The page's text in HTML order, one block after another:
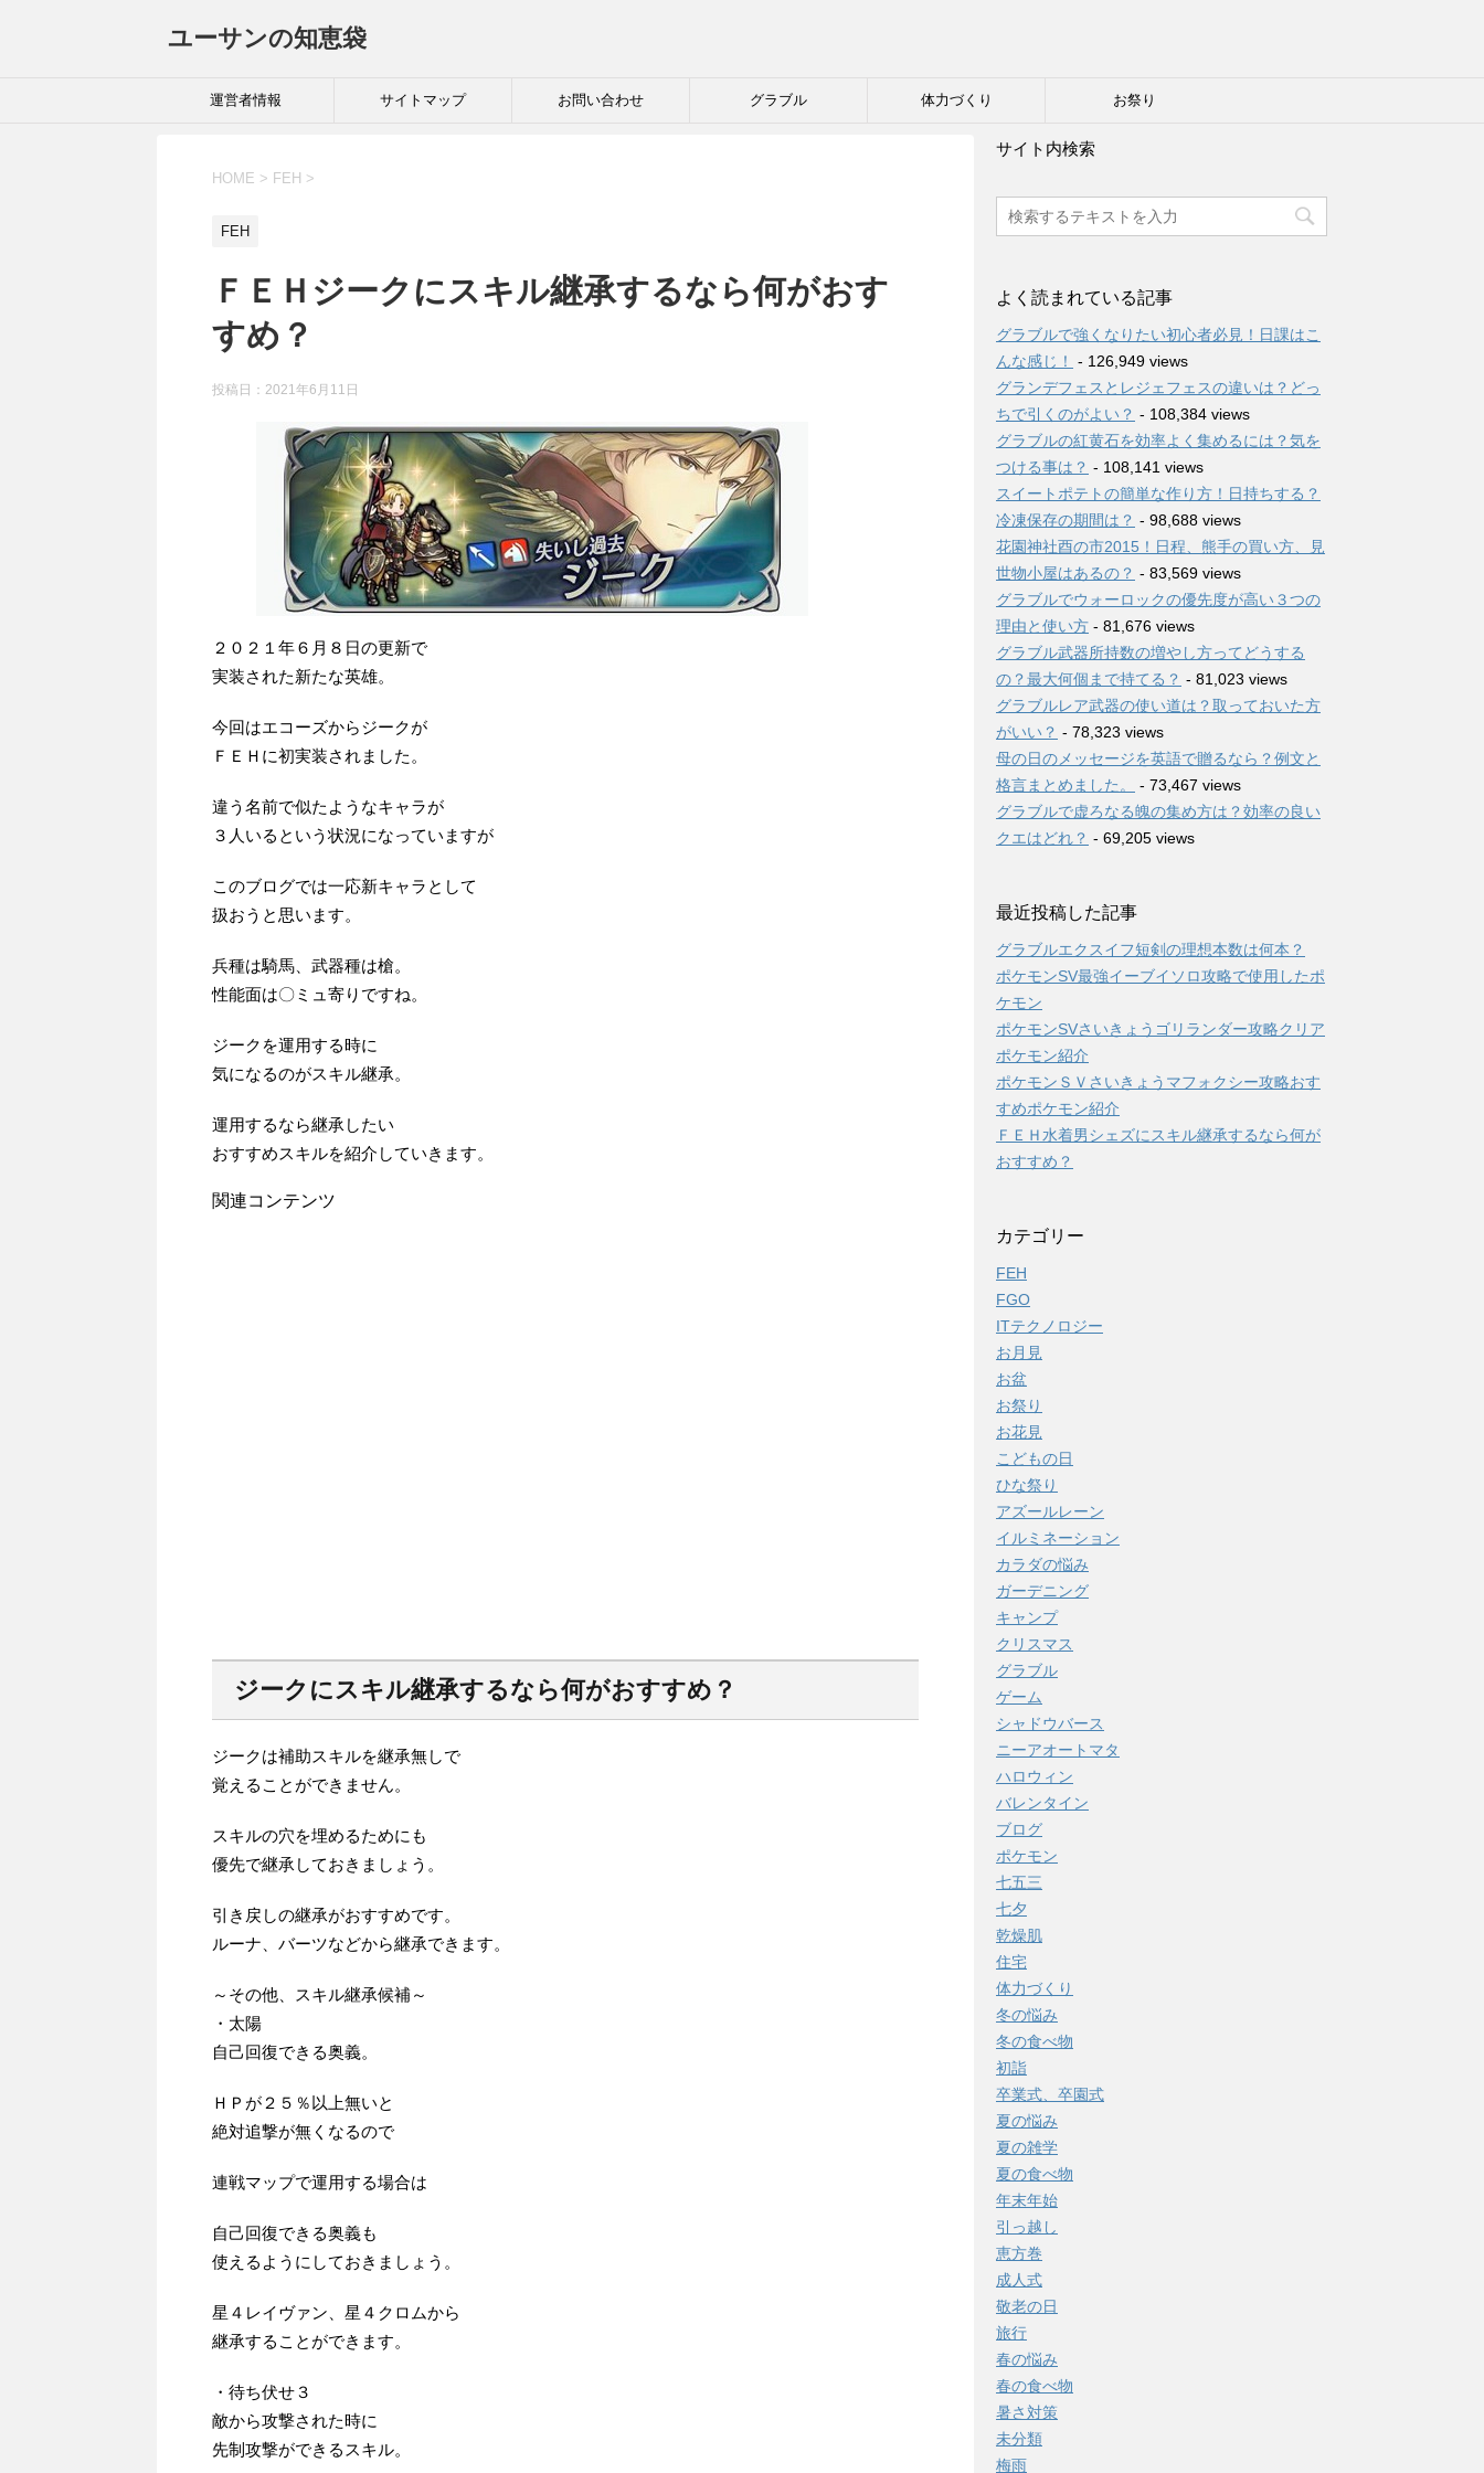
ユーサンの知恵袋
運営者情報 サイトマップ お問い合わせ グラブル 体力づくり お祭り
HOME > FEH >
FEH
ＦＥＨジークにスキル継承するなら何がおす
すめ？
投稿日： 2021年6月11日
２０２１年６月８日の更新で
実装された新たな英雄。
今回はエコーズからジークが
ＦＥＨに初実装されました。
違う名前で似たようなキャラが
３人いるという状況になっていますが
このブログでは一応新キャラとして
扱おうと思います。
兵種は騎馬、武器種は槍。
性能面は〇ミュ寄りですね。
ジークを運用する時に
気になるのがスキル継承。
運用するなら継承したい
おすすめスキルを紹介していきます。
関連コンテンツ
ジークにスキル継承するなら何がおすすめ？
ジークは補助スキルを継承無しで
覚えることができません。
スキルの穴を埋めるためにも
優先で継承しておきましょう。
引き戻しの継承がおすすめです。
ルーナ、バーツなどから継承できます。
～その他、スキル継承候補～
・太陽
自己回復できる奥義。
ＨＰが２５％以上無いと
絶対追撃が無くなるので
連戦マップで運用する場合は
自己回復できる奥義も
使えるようにしておきましょう。
星４レイヴァン、星４クロムから
継承することができます。
・待ち伏せ３
敵から攻撃された時に
先制攻撃ができるスキル。
サイト内検索
よく読まれている記事
グラブルで強くなりたい初心者必見！日課はこ
んな感じ！
- 126,949 views
グランデフェスとレジェフェスの違いは？どっ
ちで引くのがよい？ - 108,384 views
グラブルの紅黄石を効率よく集めるには？気を
つける事は？ - 108,141 views
スイートポテトの簡単な作り方！日持ちする？
冷凍保存の期間は？ - 98,688 views
花園神社酉の市2015！日程、熊手の買い方、見
世物小屋はあるの？ - 83,569 views
グラブルでウォーロックの優先度が高い３つの
理由と使い方 - 81,676 views
グラブル武器所持数の増やし方ってどうする
の？最大何個まで持てる？ - 81,023 views
グラブルレア武器の使い道は？取っておいた方
がいい？ - 78,323 views
母の日のメッセージを英語で贈るなら？例文と
格言まとめました。
- 73,467 views
グラブルで虚ろなる魄の集め方は？効率の良い
クエはどれ？ - 69,205 views
最近投稿した記事
グラブルエクスイフ短剣の理想本数は何本？
ポケモンSV最強イーブイソロ攻略で使用したポ
ケモン
ポケモンSVさいきょうゴリランダー攻略クリア
ポケモン紹介
ポケモンＳＶさいきょうマフォクシー攻略おす
すめポケモン紹介
ＦＥＨ水着男シェズにスキル継承するなら何が
おすすめ？
カテゴリー
FEH
FGO
ITテクノロジー
お月見
お盆
お祭り
お花見
こどもの日
ひな祭り
アズールレーン
イルミネーション
カラダの悩み
ガーデニング
キャンプ
クリスマス
グラブル
ゲーム
シャドウバース
ニーアオートマタ
ハロウィン
バレンタイン
ブログ
ポケモン
七五三
七夕
乾燥肌
住宅
体力づくり
冬の悩み
冬の食べ物
初詣
卒業式、卒園式
夏の悩み
夏の雑学
夏の食べ物
年末年始
引っ越し
恵方巻
成人式
敬老の日
旅行
春の悩み
春の食べ物
暑さ対策
未分類
梅雨